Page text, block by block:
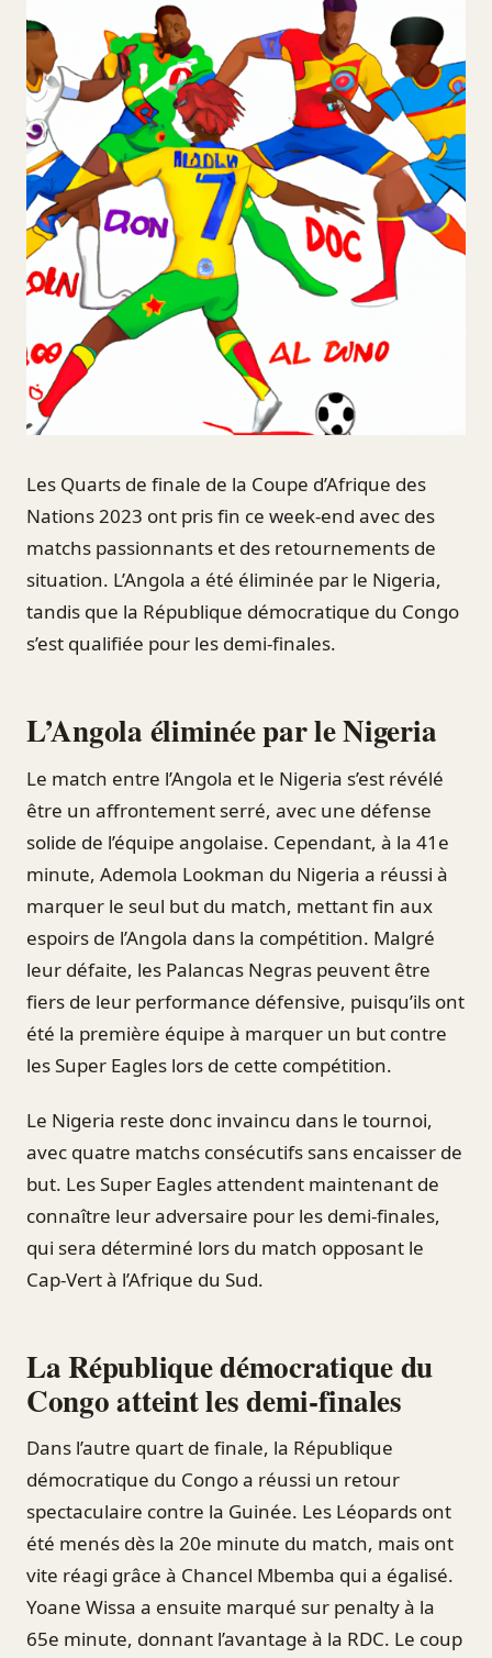
Les Quarts de finale de la Coupe d’Afrique des
Nations 2023 ont pris fin ce week-end avec des
matchs passionnants et des retournements de
situation. L’Angola a été éliminée par le Nigeria,
tandis que la République démocratique du Congo
s’est qualifiée pour les demi-finales.
L’Angola éliminée par le Nigeria
Le match entre l’Angola et le Nigeria s’est révélé
être un affrontement serré, avec une défense
solide de l’équipe angolaise. Cependant, à la 41e
minute, Ademola Lookman du Nigeria a réussi à
marquer le seul but du match, mettant fin aux
espoirs de l’Angola dans la compétition. Malgré
leur défaite, les Palancas Negras peuvent être
fiers de leur performance défensive, puisqu’ils ont
été la première équipe à marquer un but contre
les Super Eagles lors de cette compétition.
Le Nigeria reste donc invaincu dans le tournoi,
avec quatre matchs consécutifs sans encaisser de
but. Les Super Eagles attendent maintenant de
connaître leur adversaire pour les demi-finales,
qui sera déterminé lors du match opposant le
Cap-Vert à l’Afrique du Sud.
La République démocratique du
Congo atteint les demi-finales
Dans l’autre quart de finale, la République
démocratique du Congo a réussi un retour
spectaculaire contre la Guinée. Les Léopards ont
été menés dès la 20e minute du match, mais ont
vite réagi grâce à Chancel Mbemba qui a égalisé.
Yoane Wissa a ensuite marqué sur penalty à la
65e minute, donnant l’avantage à la RDC. Le coup